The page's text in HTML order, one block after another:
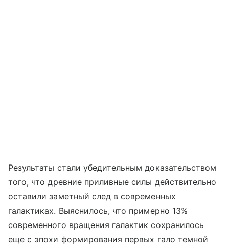
Результаты стали убедительным доказательством
того, что древние приливные силы действительно
оставили заметный след в современных
галактиках. Выяснилось, что примерно 13%
современного вращения галактик сохранилось
еще с эпохи формирования первых гало темной